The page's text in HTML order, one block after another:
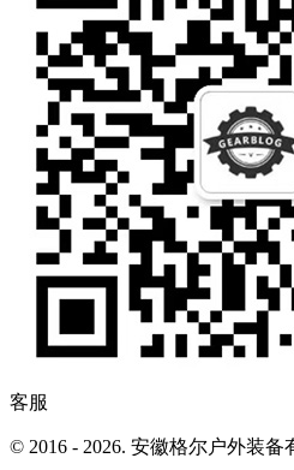
客服
© 2016 - 2026. 安徽格尔户外装备